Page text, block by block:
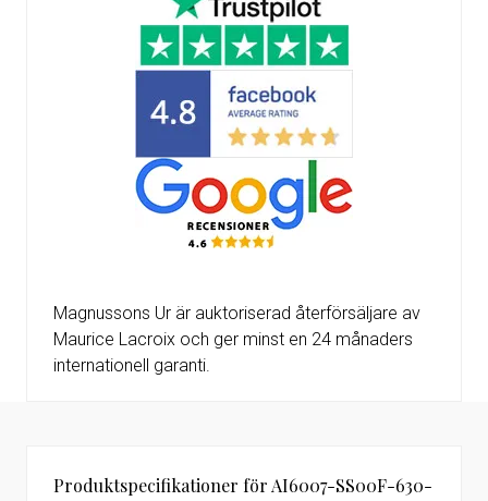
Magnussons Ur är auktoriserad återförsäljare av
Maurice Lacroix och ger minst en 24 månaders
internationell garanti.
Produktspecifikationer för AI6007-SS00F-630-